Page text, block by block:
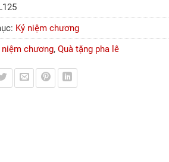
Kỷ niệm chương
niệm chương, Quà tặng pha lê